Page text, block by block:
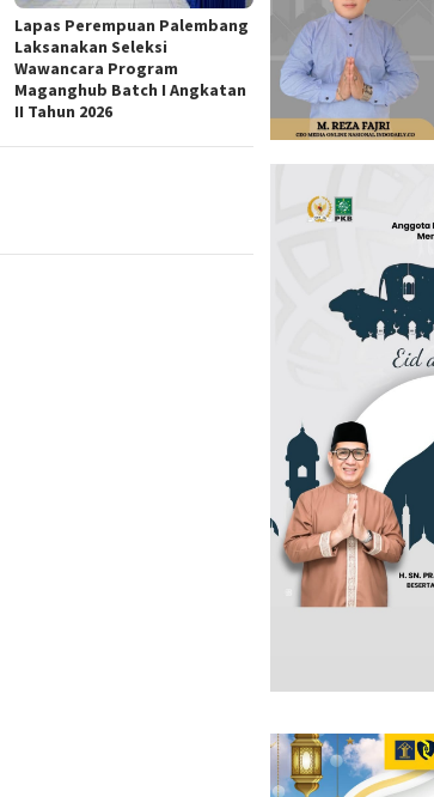
Lapas Perempuan Palembang
Laksanakan Seleksi
Wawancara Program
Maganghub Batch I Angkatan
II Tahun 2026